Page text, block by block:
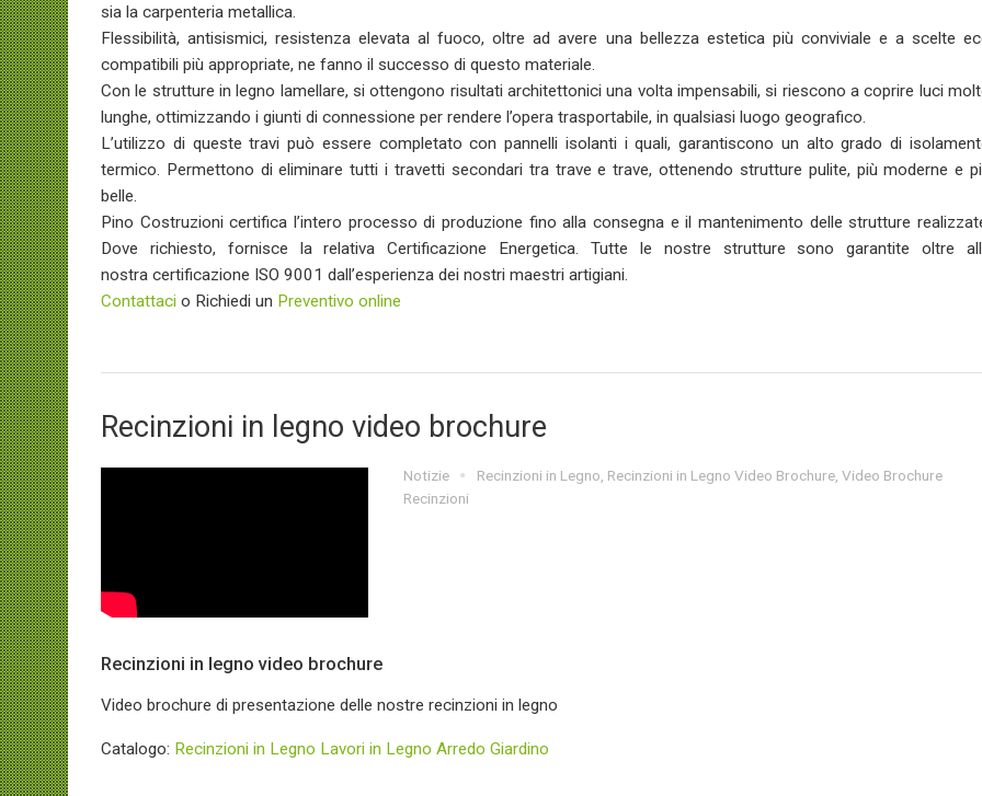
sia la carpenteria metallica.
Flessibilità, antisismici, resistenza elevata al fuoco, oltre ad avere una bellezza estetica più conviviale e a scelte
compatibili più appropriate, ne fanno il successo di questo materiale.
Con le strutture in legno lamellare, si ottengono risultati architettonici una volta impensabili, si riescono a coprire luci
lunghe, ottimizzando i giunti di connessione per rendere l’opera trasportabile, in qualsiasi luogo geografico.
L’utilizzo di queste travi può essere completato con pannelli isolanti i quali, garantiscono un alto grado di
termico. Permettono di eliminare tutti i travetti secondari tra trave e trave, ottenendo strutture pulite, più moderne e
belle.
Pino Costruzioni certifica l’intero processo di produzione fino alla consegna e il mantenimento delle strutture
Dove richiesto, fornisce la relativa Certificazione Energetica. Tutte le nostre strutture sono garantite oltre
nostra certificazione ISO 9001 dall’esperienza dei nostri maestri artigiani.
Contattaci o Richiedi un Preventivo online
Recinzioni in legno video brochure
Notizie Recinzioni in Legno Recinzioni in Legno Video Brochure, Video Brochure
Recinzioni
Recinzioni in legno video brochure
Video brochure di presentazione delle nostre recinzioni in legno
Catalogo: Recinzioni in Legno Lavori in Legno Arredo Giardino